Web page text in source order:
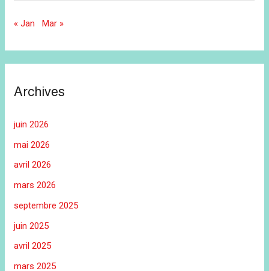
« Jan Mar »
Archives
juin 2026
mai 2026
avril 2026
mars 2026
septembre 2025
juin 2025
avril 2025
mars 2025